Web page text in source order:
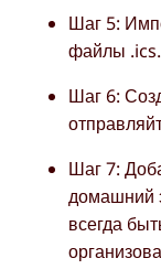
Шаг 5:
файлы .ics.
Шаг 6:
Шаг 7:
домашний
всегда